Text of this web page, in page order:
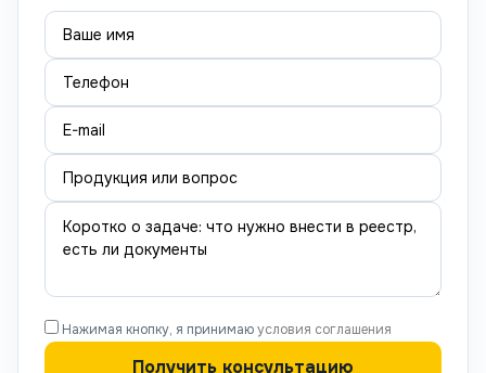
Нажимая кнопку, я принимаюусловия соглашения